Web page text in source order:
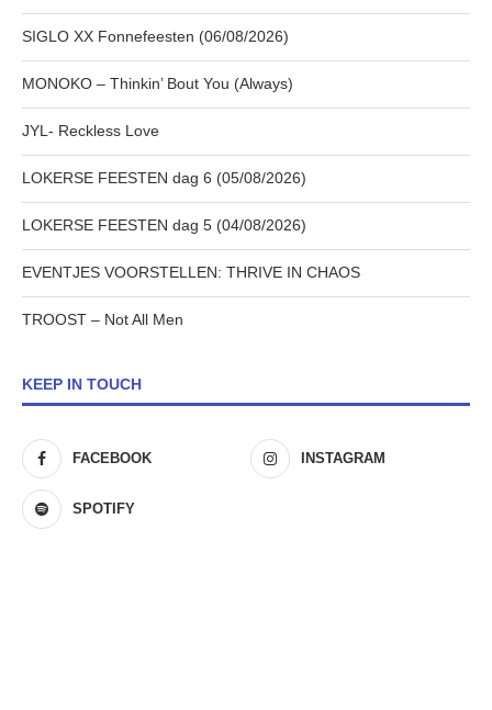
SIGLO XX Fonnefeesten (06/08/2026)
MONOKO – Thinkin’ Bout You (Always)
JYL- Reckless Love
LOKERSE FEESTEN dag 6 (05/08/2026)
LOKERSE FEESTEN dag 5 (04/08/2026)
EVENTJES VOORSTELLEN: THRIVE IN CHAOS
TROOST – Not All Men
KEEP IN TOUCH
FACEBOOK INSTAGRAM
SPOTIFY